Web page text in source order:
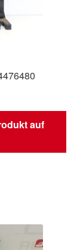
auf